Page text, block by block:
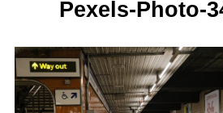
Pexels-Photo-